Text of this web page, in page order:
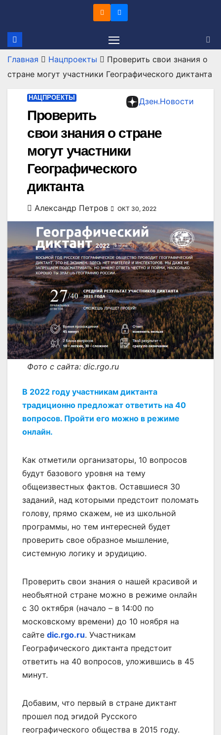
содержимому
Главная Нацпроекты
Проверить свои знания о
стране могут участники Географического диктанта
Дзен.Новости
НАЦПРОЕКТЫ
Проверить
свои знания о стране
могут участники
Географического
диктанта
Александр Петров ОКТ 30, 2022
Фото с сайта: dic.rgo.ru
В 2022 году участникам диктанта
традиционно предложат ответить на 40
вопросов. Пройти его можно в режиме
онлайн.
Как отметили организаторы, 10 вопросов
будут базового уровня на тему
общеизвестных фактов. Оставшиеся 30
заданий, над которыми предстоит поломать
голову, прямо скажем, не из школьной
программы, но тем интересней будет
проверить свое образное мышление,
системную логику и эрудицию.
Проверить свои знания о нашей красивой и
необъятной стране можно в режиме онлайн
с 30 октября (начало – в 14:00 по
московскому времени) до 10 ноября на
сайте dic.rgo.ru. Участникам
Географического диктанта предстоит
ответить на 40 вопросов, уложившись в 45
минут.
Добавим, что первый в стране диктант
прошел под эгидой Русского
географического общества в 2015 году.